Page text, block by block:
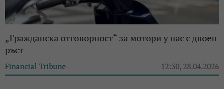
„Гражданска отговорност“ за мотори у нас с двоен
ръст
Financial Tribune 12:30, 28.04.2026